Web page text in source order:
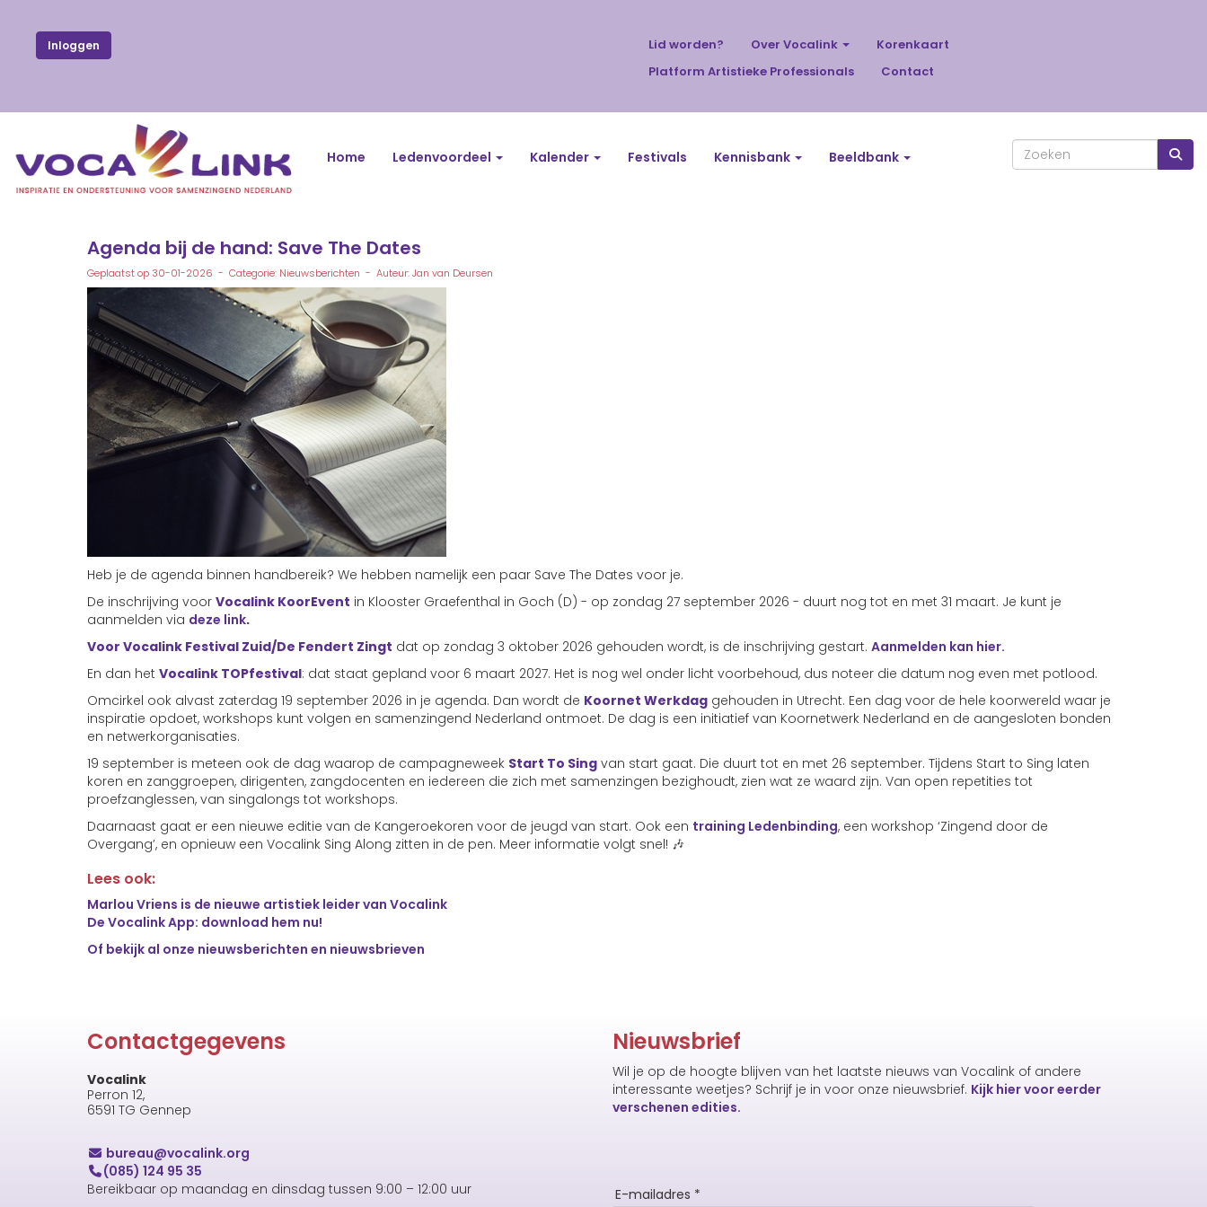
Inloggen Lid worden? Over Vocalink
Korenkaart
Platform Artistieke Professionals
Contact
Home Ledenvoordeel Kalender Festivals Kennisbank Beeldbank
Agenda bij de hand: Save The Dates
Geplaatst op 30-01-2026 - Categorie: Nieuwsberichten - Auteur: Jan van Deursen
Heb je de agenda binnen handbereik? We hebben namelijk een paar Save The Dates voor je.
De inschrijving voor Vocalink KoorEvent in Klooster Graefenthal in Goch (D) - op zondag 27 september 2026 - duurt nog tot en met 31 maart. Je kunt je
aanmelden via deze link.
Voor Vocalink Festival Zuid/De Fendert Zingt dat op zondag 3 oktober 2026 gehouden wordt, is de inschrijving gestart. Aanmelden kan hier.
En dan het Vocalink TOPfestival: dat staat gepland voor 6 maart 2027. Het is nog wel onder licht voorbehoud, dus noteer die datum nog even met potlood.
Omcirkel ook alvast zaterdag 19 september 2026 in je agenda. Dan wordt de Koornet Werkdag gehouden in Utrecht. Een dag voor de hele koorwereld waar je
inspiratie opdoet, workshops kunt volgen en samenzingend Nederland ontmoet. De dag is een initiatief van Koornetwerk Nederland en de aangesloten bonden
en netwerkorganisaties.
19 september is meteen ook de dag waarop de campagneweek Start To Sing van start gaat. Die duurt tot en met 26 september. Tijdens Start to Sing laten
koren en zanggroepen, dirigenten, zangdocenten en iedereen die zich met samenzingen bezighoudt, zien wat ze waard zijn. Van open repetities tot
proefzanglessen, van singalongs tot workshops.
Daarnaast gaat er een nieuwe editie van de Kangeroekoren voor de jeugd van start. Ook een training Ledenbinding, een workshop ‘Zingend door de
Overgang’, en opnieuw een Vocalink Sing Along zitten in de pen. Meer informatie volgt snel! 🎶
Lees ook:
Marlou Vriens is de nieuwe artistiek leider van Vocalink
De Vocalink App: download hem nu!
Of bekijk al onze nieuwsberichten en nieuwsbrieven
Contactgegevens
Vocalink
Perron 12,
6591 TG Gennep
uaerub@vocalink.org
(085) 124 95 35
Bereikbaar op maandag en dinsdag tussen 9:00 – 12:00 uur
Nieuwsbrief
Wil je op de hoogte blijven van het laatste nieuws van Vocalink of andere
interessante weetjes? Schrijf je in voor onze nieuwsbrief. Kijk hier voor eerder
verschenen edities.
E-mailadres *